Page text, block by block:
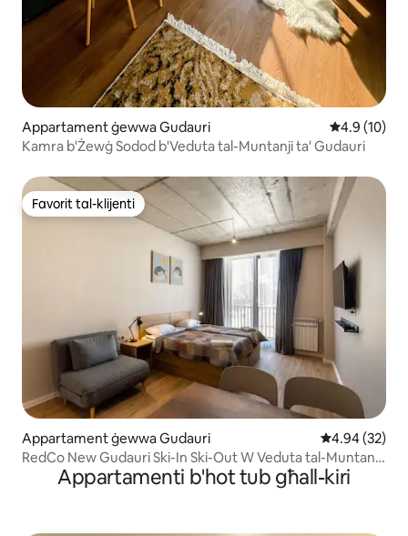
Appartament ġewwa Gudauri Rating
4.9 (10)
Kamra b'Żewġ Sodod b'Veduta tal-Muntanji ta' Gudauri
Favorit tal-klijenti
Favorit tal-klijenti
Appartament ġewwa Gudauri Rating medju
4.94 (32)
RedСo New Gudauri Ski-In Ski-Out W Veduta tal-Muntanji-
Appartamenti b'hot tub għall-kiri